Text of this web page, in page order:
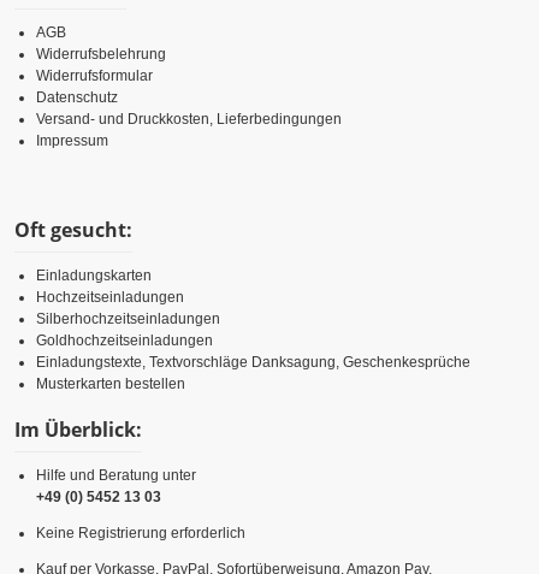
AGB
Widerrufsbelehrung
Widerrufsformular
Datenschutz
Versand- und Druckkosten, Lieferbedingungen
Impressum
Oft gesucht:
Einladungskarten
Hochzeitseinladungen
Silberhochzeitseinladungen
Goldhochzeitseinladungen
Einladungstexte, Textvorschläge Danksagung, Geschenkesprüche
Musterkarten bestellen
Im Überblick:
Hilfe und Beratung unter
+49 (0) 5452 13 03
Keine Registrierung erforderlich
Kauf per Vorkasse, PayPal, Sofortüberweisung, Amazon Pay,